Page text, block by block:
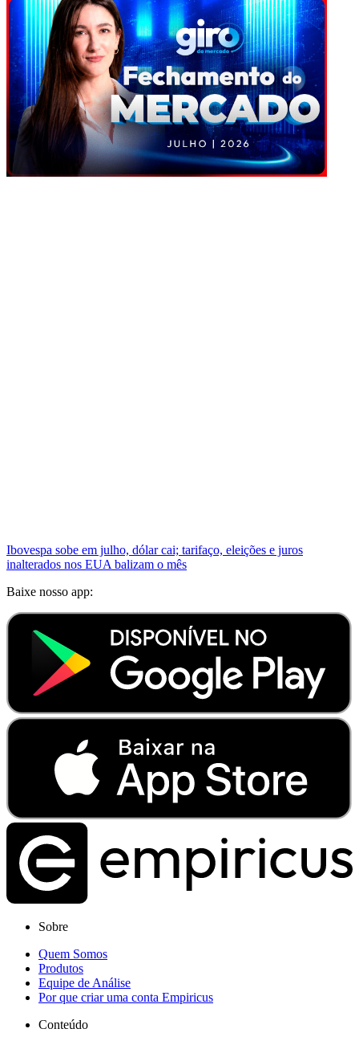
Ibovespa sobe em julho, dólar cai; tarifaço, eleições e juros
inalterados nos EUA balizam o mês
Baixe nosso app:
Sobre
Quem Somos
Produtos
Equipe de Análise
Por que criar uma conta Empiricus
Conteúdo